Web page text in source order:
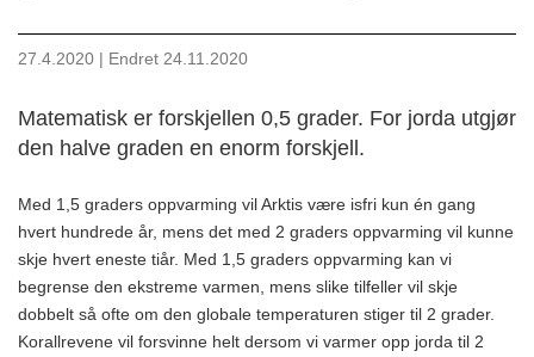
27.4.2020 | Endret 24.11.2020
Matematisk er forskjellen 0,5 grader. For jorda utgjør
den halve graden en enorm forskjell.
Med 1,5 graders oppvarming vil Arktis være isfri kun én gang
hvert hundrede år, mens det med 2 graders oppvarming vil kunne
skje hvert eneste tiår. Med 1,5 graders oppvarming kan vi
begrense den ekstreme varmen, mens slike tilfeller vil skje
dobbelt så ofte om den globale temperaturen stiger til 2 grader.
Korallrevene vil forsvinne helt dersom vi varmer opp jorda til 2